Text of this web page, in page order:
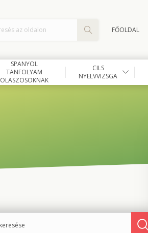
FŐOLDAL
SPANYOL
TANFOLYAM
OLASZOSOKNAK
CILS
NYELVVIZSGA